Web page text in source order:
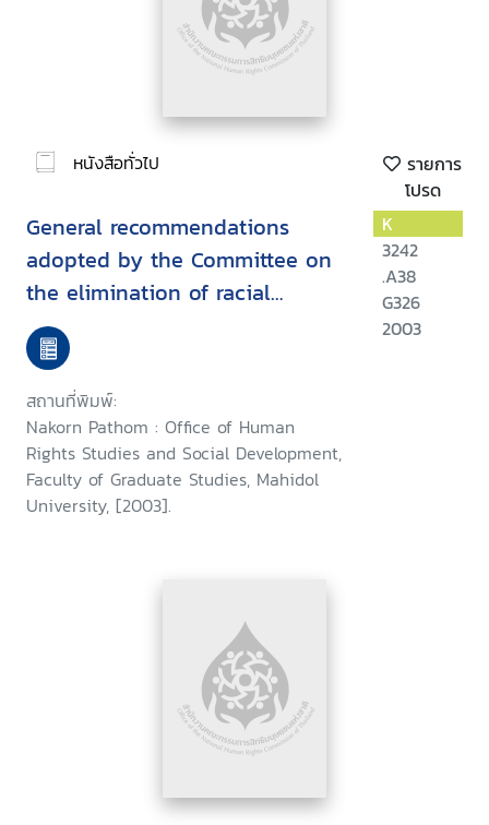
หนังสือทั่วไป
รายการ
โปรด
General recommendations
adopted by the Committee on
the elimination of racial
discrimination
สถานที่พิมพ์:
Nakorn Pathom : Office of Human
Rights Studies and Social Development,
Faculty of Graduate Studies, Mahidol
University, [2003].
K
3242
.A38
G326
2003